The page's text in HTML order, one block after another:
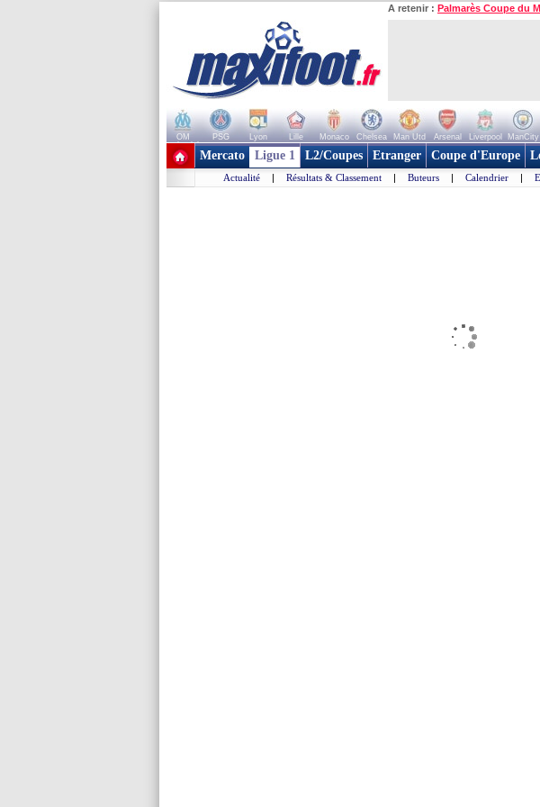
A retenir : Palmarès Coupe du
OM PSG Lyon Lille Monaco Chelsea Man Utd Arsenal Liverpool ManCity
+ de clubs
Mercato Ligue 1 L2/Coupes Etranger Coupe d'Europe
Actualité | Résultats & Classement | Buteurs | Calendrier |